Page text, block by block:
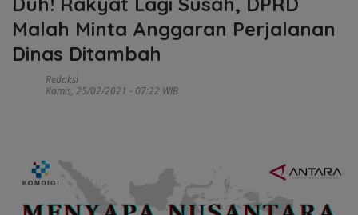
Malah Minta Anggaran Perjalanan
Dinas Ditambah
Redaksi
Kamis, 25/02/2021 - 07:22 WIB